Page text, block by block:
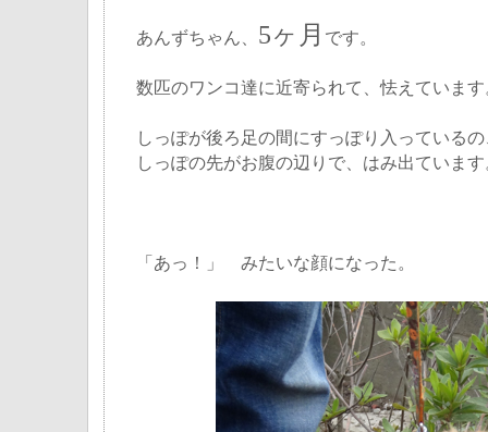
あんずちゃん、 5ヶ月 です。
数匹のワンコ達に近寄られて、怯えています
しっぽが後ろ足の間にすっぽり入っている
しっぽの先がお腹の辺りで、はみ出ていま
「あっ！」 みたいな顔になった。